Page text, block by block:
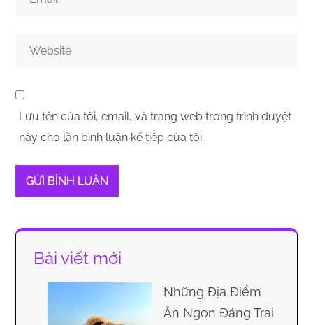
Lưu tên của tôi, email, và trang web trong trình duyệt
này cho lần bình luận kế tiếp của tôi.
Bài viết mới
Những Địa Điểm
Ăn Ngon Đáng Trải